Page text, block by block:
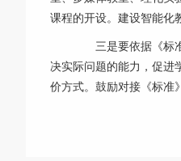
课程的开设。建设智能化
三是要依据《标准
决实际问题的能力，促进
价方式。鼓励对接《标准